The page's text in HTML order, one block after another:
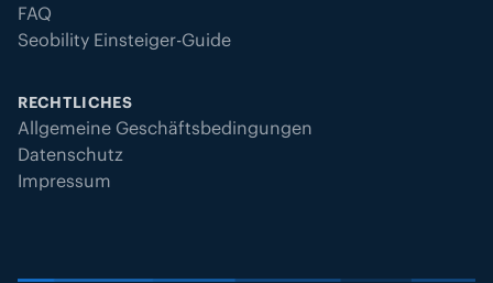
FAQ
Seobility Einsteiger-Guide
RECHTLICHES
Allgemeine Geschäftsbedingungen
Datenschutz
Impressum